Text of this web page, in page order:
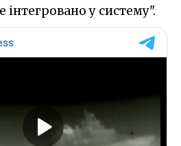
інтегровано у систему".